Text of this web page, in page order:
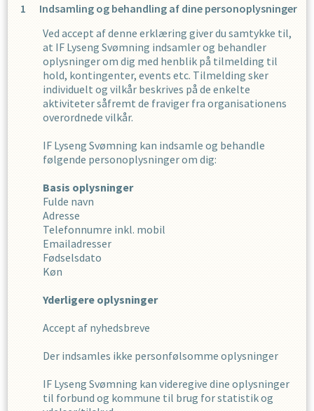
Indsamling og behandling af dine personoplysninger
Ved accept af denne erklæring giver du samtykke til,
at IF Lyseng Svømning indsamler og behandler
oplysninger om dig med henblik på tilmelding til
hold, kontingenter, events etc. Tilmelding sker
individuelt og vilkår beskrives på de enkelte
aktiviteter såfremt de fraviger fra organisationens
overordnede vilkår.
IF Lyseng Svømning kan indsamle og behandle
følgende personoplysninger om dig:
Basis oplysninger
Fulde navn
Adresse
Telefonnumre inkl. mobil
Emailadresser
Fødselsdato
Køn
Yderligere oplysninger
Accept af nyhedsbreve
Der indsamles ikke personfølsomme oplysninger
IF Lyseng Svømning kan videregive dine oplysninger
til forbund og kommune til brug for statistik og